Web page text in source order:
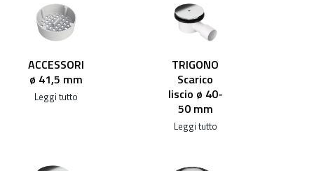
ACCESSORI
ø 41,5 mm
Leggi tutto
TRIGONO
Scarico
liscio ø 40-
50 mm
Leggi tutto